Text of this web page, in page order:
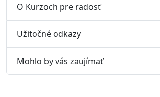
O Kurzoch pre radosť
Užitočné odkazy
Mohlo by vás zaujímať